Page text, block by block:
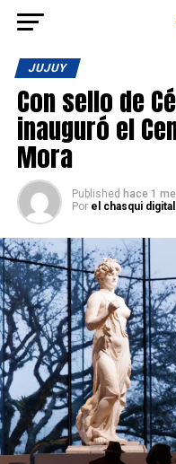
JUJUY
Con sello de
inauguró el
Mora
Published hace 1
Por el chasqui digital